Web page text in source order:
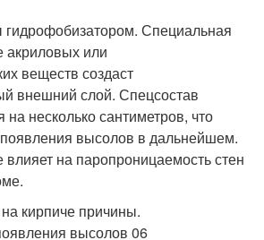
гидрофобизатором. Специальная
акриловых или
веществ создаст
внешний слой. Спецсостав
на несколько сантиметров, что
высолов в дальнейшем.
на паропроницаемость стен